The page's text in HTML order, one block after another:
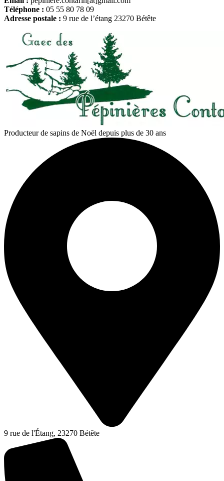
Téléphone : 05 55 80 78 09
Adresse postale : 9 rue de l’étang 23270 Bétête
Producteur de sapins de Noël depuis plus de 30 ans
9 rue de l'Étang, 23270 Bétête